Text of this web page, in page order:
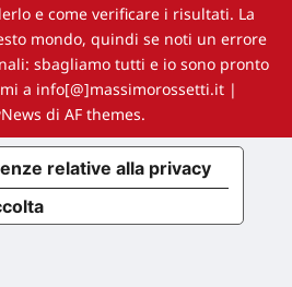
e come verificare i risultati. La
mondo, quindi se noti un errore
sbagliamo tutti e io sono pronto
a info[@]massimorossetti.it |
di AF themes.
relative alla privacy